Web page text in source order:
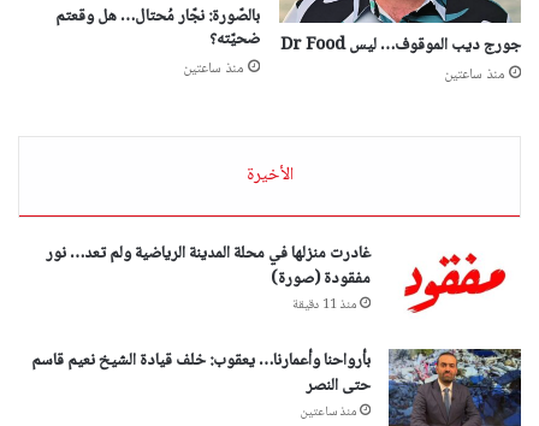
جورج ديب الموقوف… ليس Dr Food
منذ ساعتين
بالصّورة: نجّار مُحتال… هل وقعتم
ضحيّته؟
منذ ساعتين
الأخيرة
غادرت منزلها في محلة المدينة الرياضية ولم تعد… نور
مفقودة (صورة)
منذ 11 دقيقة
بأرواحنا وأعمارنا… يعقوب: خلف قيادة الشيخ نعيم قاسم
حتى النصر
منذ ساعتين